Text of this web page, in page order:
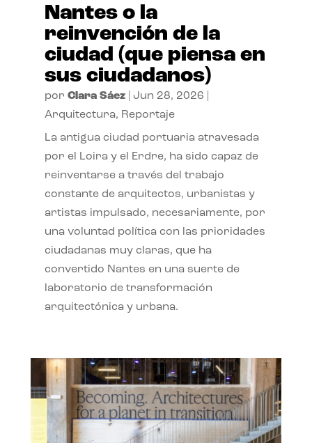
Nantes o la
reinvención de la
ciudad (que piensa en
sus ciudadanos)
por Clara Sáez| Jun 28, 2026
Arquitectura, Reportaje
La antigua ciudad portuaria atravesada
por el Loira y el Erdre, ha sido capaz de
reinventarse a través del trabajo
constante de arquitectos, urbanistas y
artistas impulsado, necesariamente, por
una voluntad política con las prioridades
ciudadanas muy claras, que ha
convertido Nantes en una suerte de
laboratorio de transformación
arquitectónica y urbana.